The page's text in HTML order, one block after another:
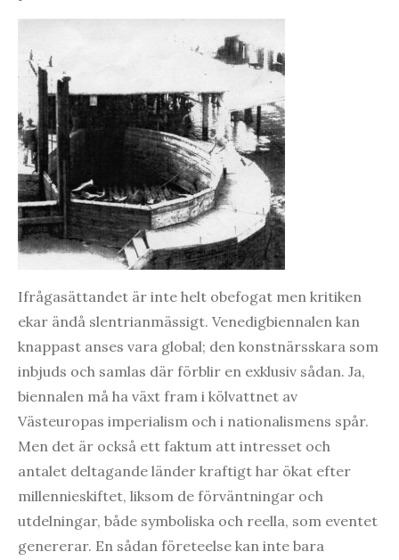
Ifrågasättandet är inte helt obefogat men kritiken
ekar ändå slentrianmässigt. Venedigbiennalen kan
knappast anses vara global; den konstnärsskara som
inbjuds och samlas där förblir en exklusiv sådan. Ja,
biennalen må ha växt fram i kölvattnet av
Västeuropas imperialism och i nationalismens spår.
Men det är också ett faktum att intresset och
antalet deltagande länder kraftigt har ökat efter
millennieskiftet, liksom de förväntningar och
utdelningar, både symboliska och reella, som eventet
genererar. En sådan företeelse kan inte bara